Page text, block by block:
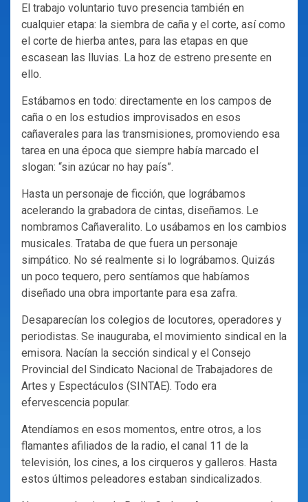
El trabajo voluntario tuvo presencia también en
cualquier etapa: la siembra de caña y el corte, así como
el corte de hierba antes, para las etapas en que
escasean las lluvias. La hoz de estreno presente en
ello.
Estábamos en todo: directamente en los campos de
caña o en los estudios improvisados en esos
cañaverales para las transmisiones, promoviendo esa
tarea en una época que siempre había marcado el
slogan: “sin azúcar no hay país”.
Hasta un personaje de ficción, que lográbamos
acelerando la grabadora de cintas, diseñamos. Le
nombramos Cañaveralito. Lo usábamos en los cambios
musicales. Trataba de que fuera un personaje
simpático. No sé realmente si lo lográbamos. Quizás
un poco tequero, pero sentíamos que habíamos
diseñado una obra importante para esa zafra.
Desaparecían los colegios de locutores, operadores y
periodistas. Se inauguraba, el movimiento sindical en la
emisora. Nacían la sección sindical y el Consejo
Provincial del Sindicato Nacional de Trabajadores de
Artes y Espectáculos (SINTAE). Todo era
efervescencia popular.
Atendíamos en esos momentos, entre otros, a los
flamantes afiliados de la radio, el canal 11 de la
televisión, los cines, a los cirqueros y galleros. Hasta
estos últimos peleadores estaban sindicalizados.